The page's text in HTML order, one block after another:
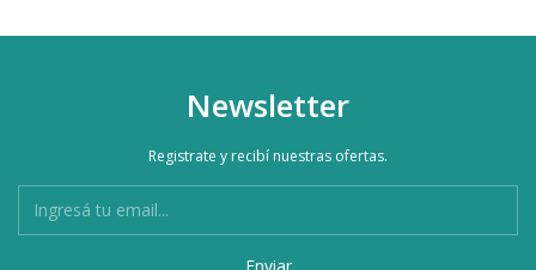
Newsletter
Registrate y recibí nuestras ofertas.